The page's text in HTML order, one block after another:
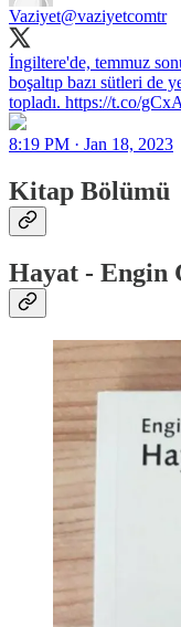
Vaziyet@vaziyetcomtr
İngiltere'de, temmuz
boşaltıp bazı sütleri de
topladı. https://t.co/
8:19 PM · Jan 18, 2023
Kitap Bölümü
Hayat - Engin